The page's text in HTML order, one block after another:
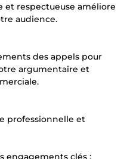
et respectueuse améliore
audience.
des appels pour
argumentaire et
professionnelle et
engagements clés :